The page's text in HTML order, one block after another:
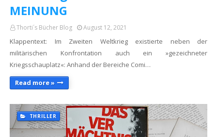
MEINUNG
Thorti´s Bücher Blog August 12, 2021
Klappentext: Im Zweiten Weltkrieg existierte neben der
militärischen Konfrontation auch ein »gezeichneter
Kriegsschauplatz«: Anhand der Bereiche Comi…
Read more »
THRILLER